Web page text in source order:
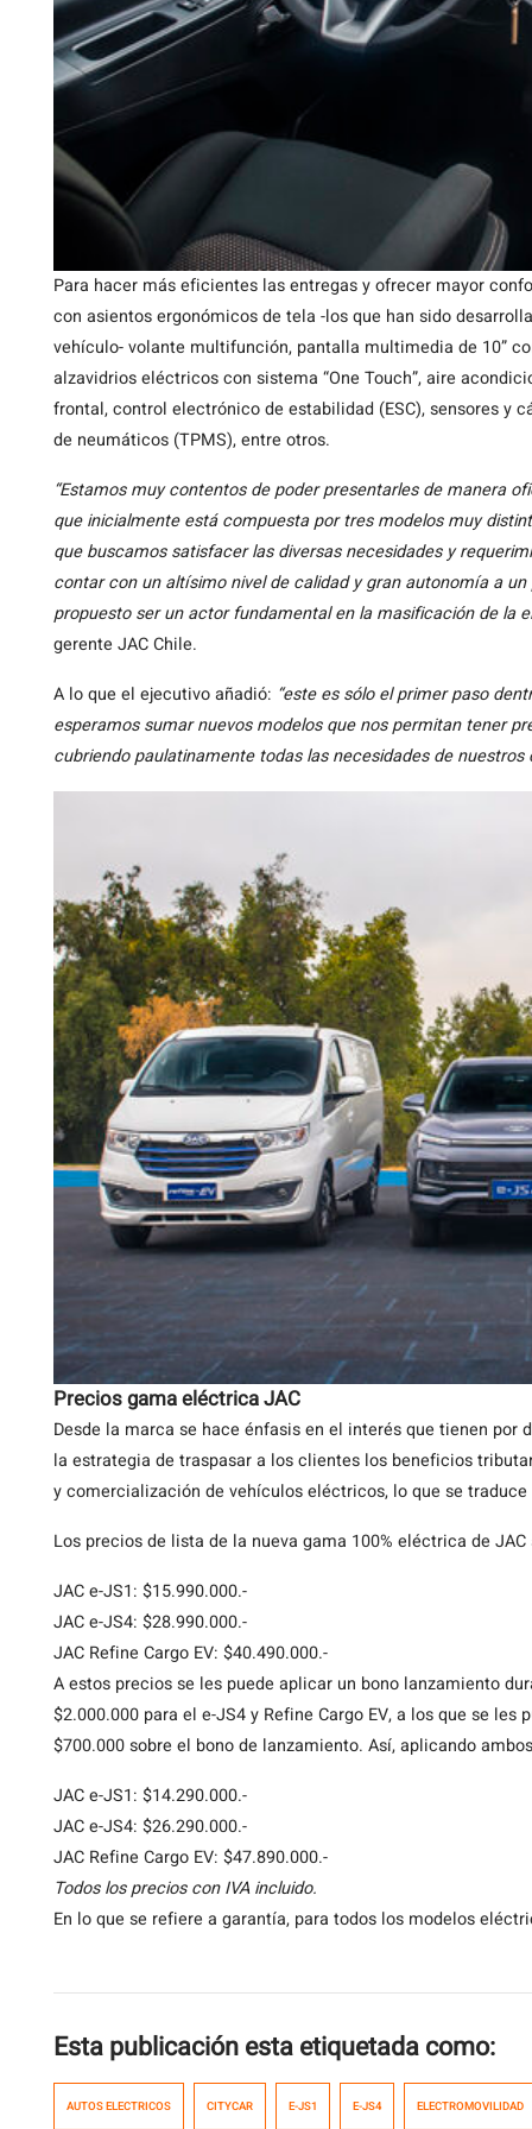
Para hacer más eficientes las entregas y ofrecer mayor
con asientos ergonómicos de tela -los que han sido
vehículo- volante multifunción, pantalla multimedia de 10”
alzavidrios eléctricos con sistema “One Touch”, aire
frontal, control electrónico de estabilidad (ESC), sensores y
de neumáticos (TPMS), entre otros.
“Estamos muy contentos de poder presentarles de manera
que inicialmente está compuesta por tres modelos muy
que buscamos satisfacer las diversas necesidades y
contar con un altísimo nivel de calidad y gran autonomía a
propuesto ser un actor fundamental en la masificación de la
gerente JAC Chile.
A lo que el ejecutivo añadió: “este es sólo el primer paso
esperamos sumar nuevos modelos que nos permitan tener
cubriendo paulatinamente todas las necesidades de nuestros
Precios gama eléctrica JAC
Desde la marca se hace énfasis en el interés que tienen
la estrategia de traspasar a los clientes los beneficios
y comercialización de vehículos eléctricos, lo que se
Los precios de lista de la nueva gama 100% eléctrica de JAC
JAC e-JS1: $15.990.000.-
JAC e-JS4: $28.990.000.-
JAC Refine Cargo EV: $40.490.000.-
A estos precios se les puede aplicar un bono lanzamiento
$2.000.000 para el e-JS4 y Refine Cargo EV, a los que se
$700.000 sobre el bono de lanzamiento. Así, aplicando
JAC e-JS1: $14.290.000.-
JAC e-JS4: $26.290.000.-
JAC Refine Cargo EV: $47.890.000.-
Todos los precios con IVA incluido.
En lo que se refiere a garantía, para todos los modelos
Esta publicación esta etiquetada como:
AUTOS ELECTRICOS CITYCAR E-JS1 E-JS4 ELECTROMOVILIDAD